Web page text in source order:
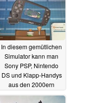
In diesem gemütlichen
Simulator kann man
Sony PSP, Nintendo
DS und Klapp-Handys
aus den 2000ern
reparieren19.06.2026